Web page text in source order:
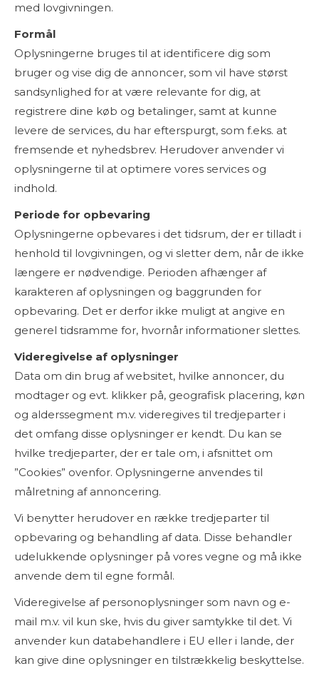
med lovgivningen.
Formål
Oplysningerne bruges til at identificere dig som
bruger og vise dig de annoncer, som vil have størst
sandsynlighed for at være relevante for dig, at
registrere dine køb og betalinger, samt at kunne
levere de services, du har efterspurgt, som f.eks. at
fremsende et nyhedsbrev. Herudover anvender vi
oplysningerne til at optimere vores services og
indhold.
Periode for opbevaring
Oplysningerne opbevares i det tidsrum, der er tilladt i
henhold til lovgivningen, og vi sletter dem, når de ikke
længere er nødvendige. Perioden afhænger af
karakteren af oplysningen og baggrunden for
opbevaring. Det er derfor ikke muligt at angive en
generel tidsramme for, hvornår informationer slettes.
Videregivelse af oplysninger
Data om din brug af websitet, hvilke annoncer, du
modtager og evt. klikker på, geografisk placering, køn
og alderssegment m.v. videregives til tredjeparter i
det omfang disse oplysninger er kendt. Du kan se
hvilke tredjeparter, der er tale om, i afsnittet om
”Cookies” ovenfor. Oplysningerne anvendes til
målretning af annoncering.
Vi benytter herudover en række tredjeparter til
opbevaring og behandling af data. Disse behandler
udelukkende oplysninger på vores vegne og må ikke
anvende dem til egne formål.
Videregivelse af personoplysninger som navn og e-
mail m.v. vil kun ske, hvis du giver samtykke til det. Vi
anvender kun databehandlere i EU eller i lande, der
kan give dine oplysninger en tilstrækkelig beskyttelse.